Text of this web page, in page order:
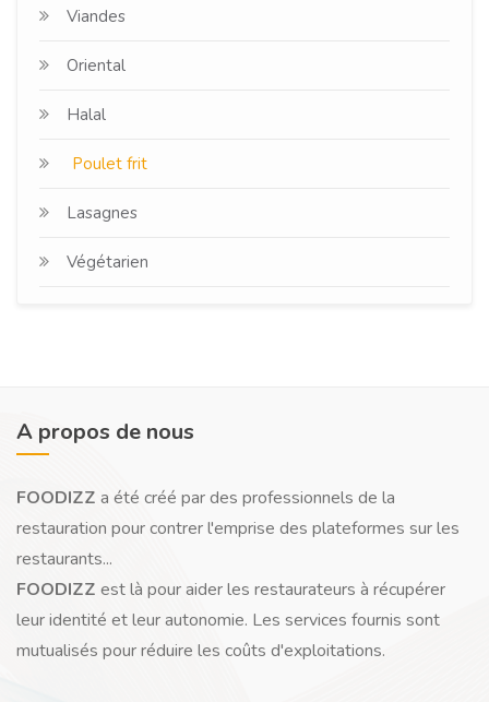
Viandes
Oriental
Halal
Poulet frit
Lasagnes
Végétarien
A propos de nous
FOODIZZ a été créé par des professionnels de la
restauration pour contrer l'emprise des plateformes sur les
restaurants...
FOODIZZ est là pour aider les restaurateurs à récupérer
leur identité et leur autonomie. Les services fournis sont
mutualisés pour réduire les coûts d'exploitations.